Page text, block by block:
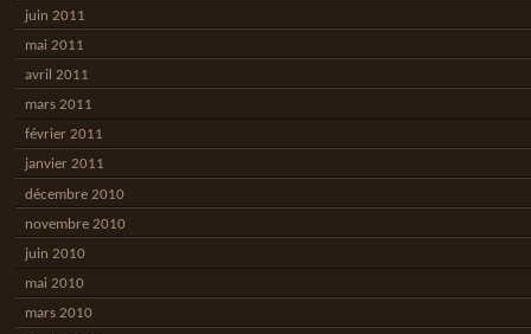
juin 2011
mai 2011
avril 2011
mars 2011
février 2011
janvier 2011
décembre 2010
novembre 2010
juin 2010
mai 2010
mars 2010